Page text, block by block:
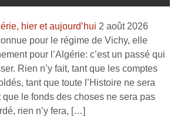
hier et aujourd’hui 2 août 2026
pour le régime de Vichy, elle
pour l’Algérie: c’est un passé qui
Rien n’y fait, tant que les comptes
tant que toute l’Histoire ne sera
que le fonds des choses ne sera pas
rien n’y fera, […]